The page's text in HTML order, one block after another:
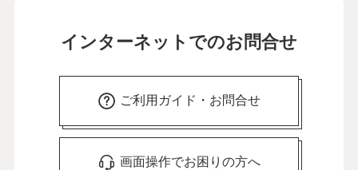
インターネットでのお問合せ
ご利用ガイド・お問合せ
画面操作でお困りの方へ